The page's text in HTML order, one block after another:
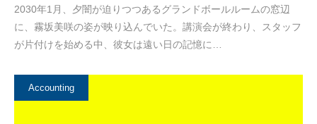
2030年1月、夕闇が迫りつつあるグランドボールルームの窓辺
に、霧坂美咲の姿が映り込んでいた。講演会が終わり、スタッフ
が片付けを始める中、彼女は遠い日の記憶に…
Accounting